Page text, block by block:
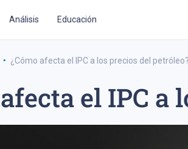
Análisis Educación
medio-plazo estrategia de trading a largo
· ¿Cómo afecta el IPC a los precios del petróleo?
el IPC a